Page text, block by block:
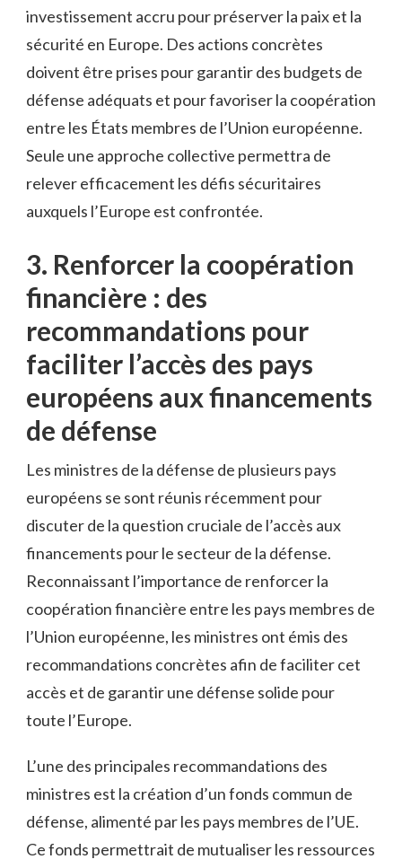
investissement accru pour préserver la paix et la
‌sécurité en Europe. Des actions concrètes
doivent être prises pour garantir des budgets de
défense adéquats et pour favoriser la coopération
entre les ‌États membres de l’Union européenne.
‍Seule une approche collective permettra de
relever efficacement les défis sécuritaires
auxquels l’Europe est confrontée.
3. Renforcer la coopération
financière : des
recommandations pour
faciliter l’accès des pays​
européens aux financements⁢
de défense
Les ministres de la défense de plusieurs pays
européens se⁤ sont réunis récemment pour
discuter de la question cruciale de l’accès aux
financements pour le secteur de⁢ la défense.
Reconnaissant l’importance de renforcer la
coopération financière‍ entre les pays membres de
l’Union européenne, les ministres ont émis des
‌recommandations concrètes afin de faciliter cet
accès et de garantir une⁢ défense solide pour
‍toute ⁢l’Europe.
L’une des principales recommandations des ​
ministres est la création d’un fonds commun de
défense, alimenté par les pays membres de l’UE.
Ce fonds permettrait de mutualiser les ressources